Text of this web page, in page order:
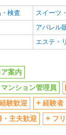
上場企業
社
す
案内
・ビルメンテナン
ンション管理員
す
検査
スイーツ
アパレル
エステ・
案内
ンション管理員
験歓迎
経験者
・主夫歓迎
フ